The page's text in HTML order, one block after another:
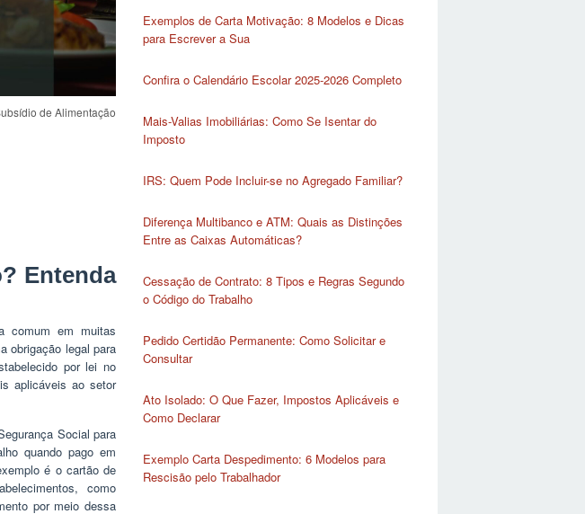
de Alimentação
Entenda
comum em muitas
obrigação legal para
por lei no
aplicáveis ao setor
Social para
quando pago em
é o cartão de
como
por meio dessa
Exemplos de Carta Motivação: 8 Modelos e Dicas
para Escrever a Sua
Confira o Calendário Escolar 2025-2026 Completo
Mais-Valias Imobiliárias: Como Se Isentar do
Imposto
IRS: Quem Pode Incluir-se no Agregado Familiar?
Diferença Multibanco e ATM: Quais as Distinções
Entre as Caixas Automáticas?
Cessação de Contrato: 8 Tipos e Regras Segundo
o Código do Trabalho
Pedido Certidão Permanente: Como Solicitar e
Consultar
Ato Isolado: O Que Fazer, Impostos Aplicáveis e
Como Declarar
Exemplo Carta Despedimento: 6 Modelos para
Rescisão pelo Trabalhador